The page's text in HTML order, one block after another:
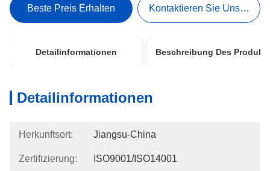
Beste Preis Erhalten Kontaktieren Sie Uns Jetzt
Detailinformationen Beschreibung Des
Detailinformationen
Herkunftsort: Jiangsu-China
Zertifizierung: ISO9001/ISO14001